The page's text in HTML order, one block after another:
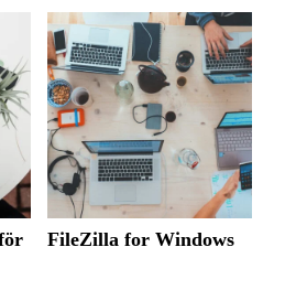
FileZilla for Windows